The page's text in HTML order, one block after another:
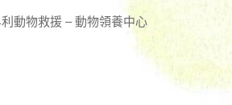
動物救援 – 動物領養中心